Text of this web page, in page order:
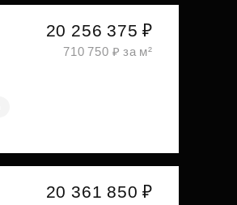
20 256 375 ₽
710 750 ₽ за м²
20 361 850 ₽